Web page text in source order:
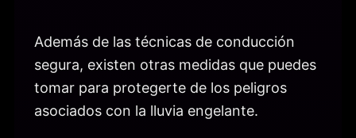
Además de las técnicas de conducción
segura, existen otras medidas que puedes
tomar para protegerte de los peligros
asociados con la lluvia engelante.